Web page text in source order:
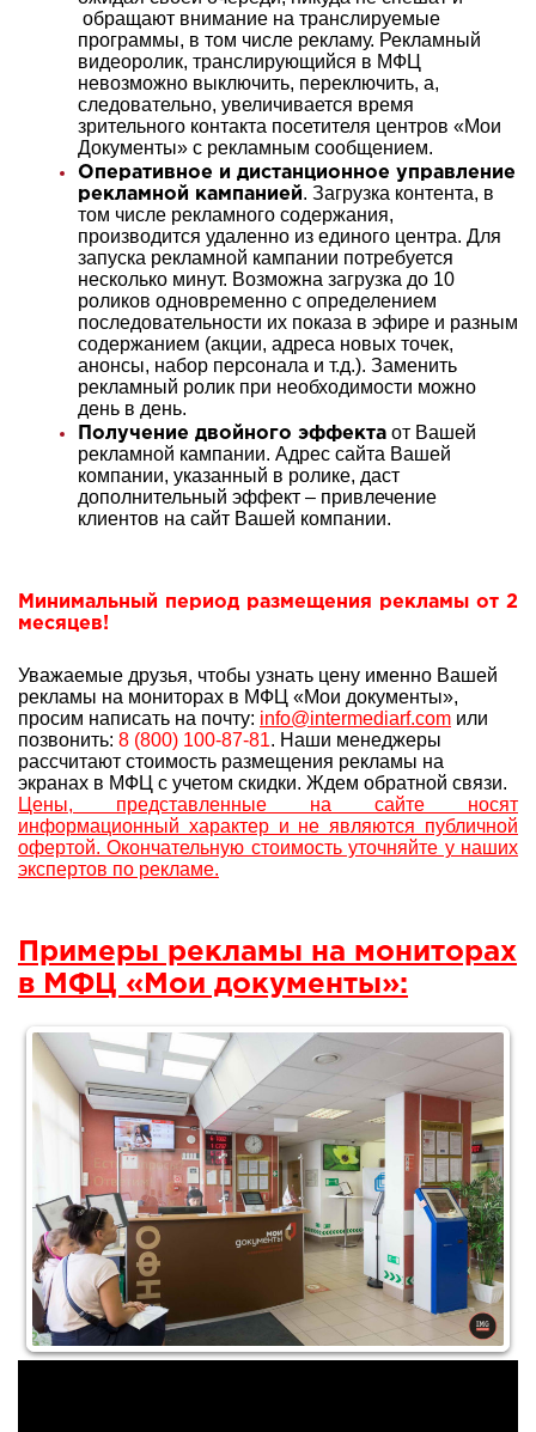
обращают внимание на транслируемые
программы, в том числе рекламу. Рекламный
видеоролик, транслирующийся в МФЦ
невозможно выключить, переключить, а,
следовательно, увеличивается время
зрительного контакта посетителя центров «Мои
Документы» с рекламным сообщением.
Оперативное и дистанционное управление
рекламной кампанией. Загрузка контента, в
том числе рекламного содержания,
производится удаленно из единого центра. Для
запуска рекламной кампании потребуется
несколько минут. Возможна загрузка до 10
роликов одновременно с определением
последовательности их показа в эфире и разным
содержанием (акции, адреса новых точек,
анонсы, набор персонала и т.д.). Заменить
рекламный ролик при необходимости можно
день в день.
Получение двойного эффекта от Вашей
рекламной кампании. Адрес сайта Вашей
компании, указанный в ролике, даст
дополнительный эффект – привлечение
клиентов на сайт Вашей компании.
Минимальный период размещения рекламы от 2
месяцев!
Уважаемые друзья, чтобы узнать цену именно Вашей
рекламы на мониторах в МФЦ «Мои документы»,
просим написать на почту: info@intermediarf.com или
позвонить: 8 (800) 100-87-81. Наши менеджеры
рассчитают стоимость размещения рекламы на
экранах в МФЦ с учетом скидки. Ждем обратной связи.
Цены, представленные на сайте носят
информационный характер и не являются публичной
офертой. Окончательную стоимость уточняйте у наших
экспертов по рекламе.
Примеры рекламы на мониторах
в МФЦ «Мои документы»: